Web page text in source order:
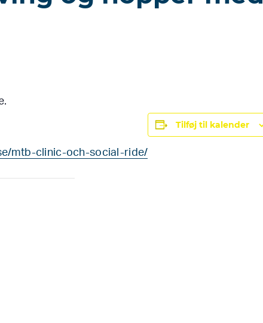
mtb-clinic-och-social-ride/
Tilføj til kalender